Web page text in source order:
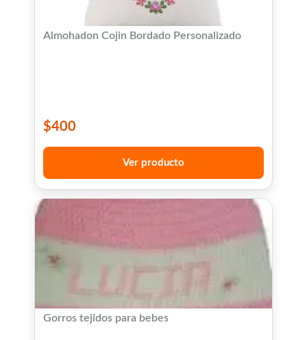
Almohadon Cojin Bordado Personalizado
$400
Ver producto
Gorros tejidos para bebes